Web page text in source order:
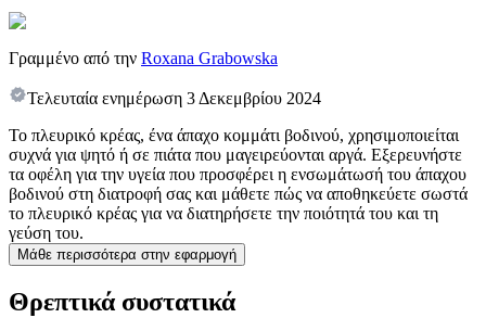
Γραμμένο από την Roxana Grabowska
Τελευταία ενημέρωση 3 Δεκεμβρίου 2024
Το πλευρικό κρέας, ένα άπαχο κομμάτι βοδινού, χρησιμοποιείται
συχνά για ψητό ή σε πιάτα που μαγειρεύονται αργά. Εξερευνήστε
τα οφέλη για την υγεία που προσφέρει η ενσωμάτωσή του άπαχου
βοδινού στη διατροφή σας και μάθετε πώς να αποθηκεύετε σωστά
το πλευρικό κρέας για να διατηρήσετε την ποιότητά του και τη
γεύση του.
Μάθε περισσότερα στην εφαρμογή
Θρεπτικά συστατικά